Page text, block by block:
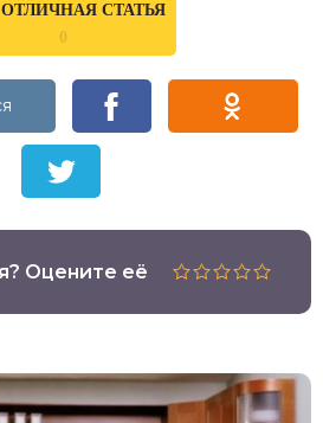
ОТЛИЧНАЯ СТАТЬЯ
0
Оцените её